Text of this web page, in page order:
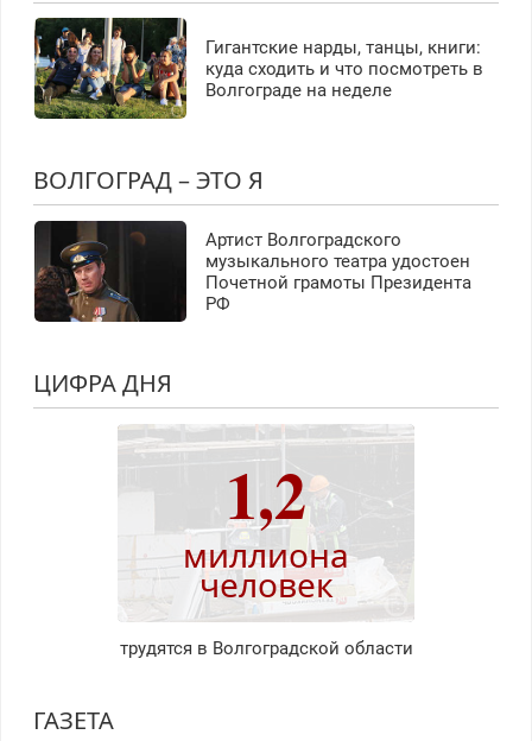
Гигантские нарды, танцы, книги:
куда сходить и что посмотреть в
Волгограде на неделе
ВОЛГОГРАД – ЭТО Я
Артист Волгоградского
музыкального театра удостоен
Почетной грамоты Президента
РФ
ЦИФРА ДНЯ
1,2
миллиона
человек
трудятся в Волгоградской области
ГАЗЕТА